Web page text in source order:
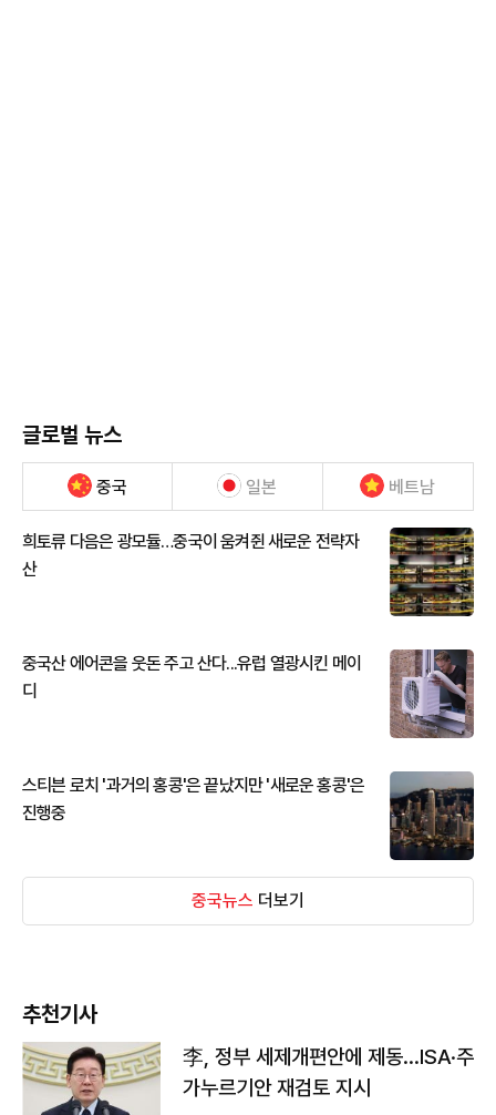
글로벌 뉴스
중국 일본 베트남
희토류 다음은 광모듈…중국이 움켜쥔 새로운 전략자
산
중국산 에어콘을 웃돈 주고 산다...유럽 열광시킨 메이
디
스티븐 로치 '과거의 홍콩'은 끝났지만 '새로운 홍콩'은
진행중
중국뉴스 더보기
추천기사
李, 정부 세제개편안에 제동…ISA·주
가누르기안 재검토 지시